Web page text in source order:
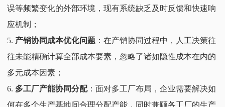
误等频繁变化的外部环境，现有系统缺乏及时反馈和快速响
应机制；
5. 产销协同成本优化问题 ：在产销协同过程中，人工决策往
往未能精确计算全部成本要素，忽略了诸如隐性成本在内的
多元成本因素；
6. 多工厂产能协同分配：面对多工厂布局，企业需要解决如
何在多个生产基地间合理分配产能，同时兼顾各工厂的生产